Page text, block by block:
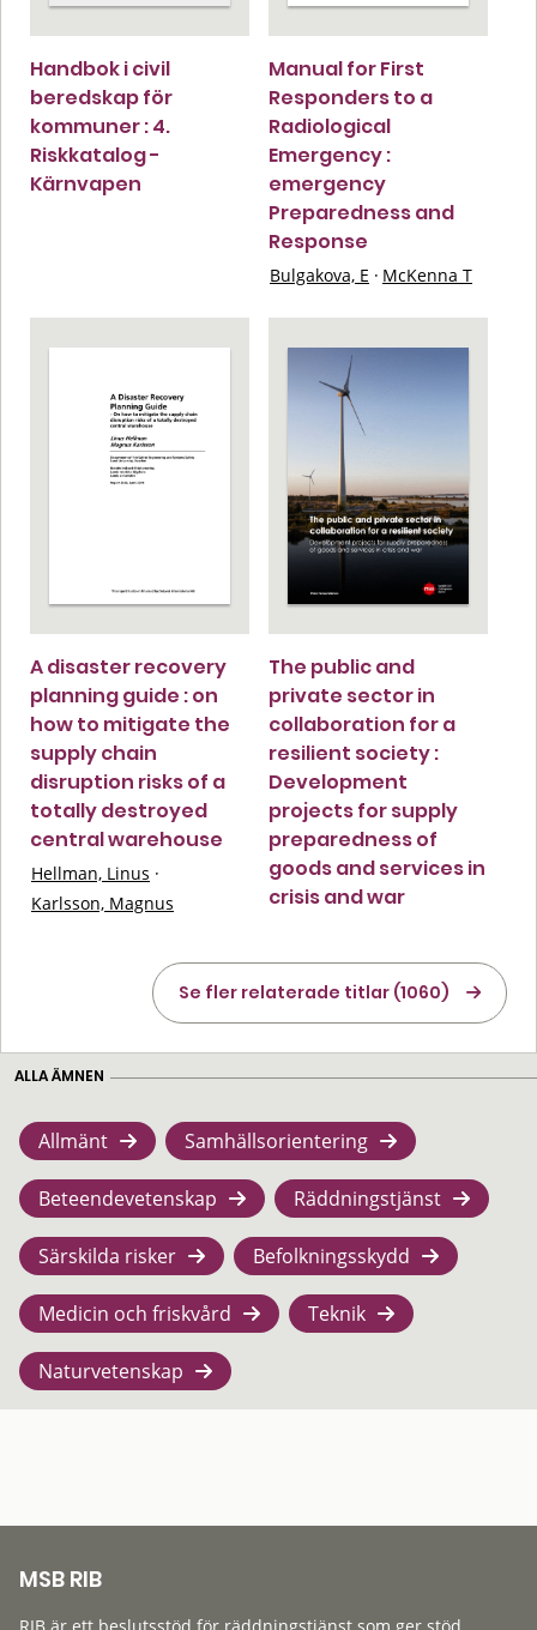
Handbok i civil
beredskap för
kommuner : 4.
Riskkatalog -
Kärnvapen
Manual for First
Responders to a
Radiological
Emergency :
emergency
Preparedness and
Response
Bulgakova, E · McKenna T
A disaster recovery
planning guide : on
how to mitigate the
supply chain
disruption risks of a
totally destroyed
central warehouse
Hellman, Linus ·
Karlsson, Magnus
The public and
private sector in
collaboration for a
resilient society :
Development
projects for supply
preparedness of
goods and services in
crisis and war
Se fler relaterade titlar (1060)
ALLA ÄMNEN
Allmänt Samhällsorientering
Beteendevetenskap Räddningstjänst
Särskilda risker Befolkningsskydd
Medicin och friskvård Teknik
Naturvetenskap
MSB RIB